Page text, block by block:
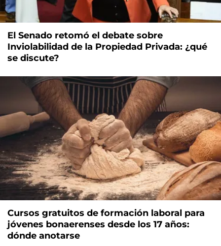
El Senado retomó el debate sobre
Inviolabilidad de la Propiedad Privada: ¿qué
se discute?
Cursos gratuitos de formación laboral para
jóvenes bonaerenses desde los 17 años:
dónde anotarse